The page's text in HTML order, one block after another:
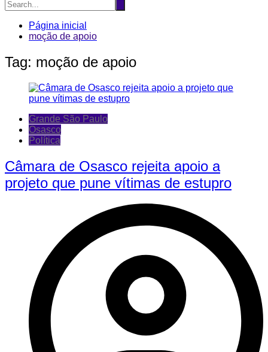
Página inicial
moção de apoio
Tag: moção de apoio
Grande São Paulo
Osasco
Política
Câmara de Osasco rejeita apoio a
projeto que pune vítimas de estupro